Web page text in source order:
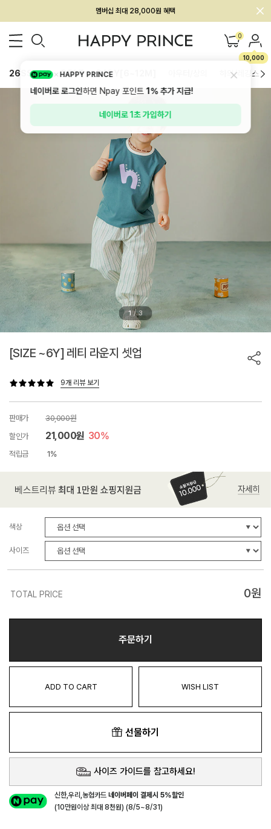
회원전용 아울렛, 가입하면 ~60% 할인!
멤버십 최대 28,000원 혜택 0
10,000
26SS 신상 BEST BABY[6~12M] 하의/레깅스
1 / 3
[SIZE ~6Y] 레티 라운지 셋업
9개 리뷰 보기
판매가
30,000원
할인가
21,000원 30%
적립금 1%
색상
사이즈
TOTAL PRICE 0원
주문하기
ADD TO CART WISH LIST
선물하기
사이즈 가이드를 참고하세요!
신한,우리,농협카드네이버페이 결제시 5%할인
(10만원이상 최대 8천원) (8/5~8/31)
HAPPY PRINCE
네이버로 로그인하면 Npay 포인트1%추가 지급!
네이버로 1초 가입하기